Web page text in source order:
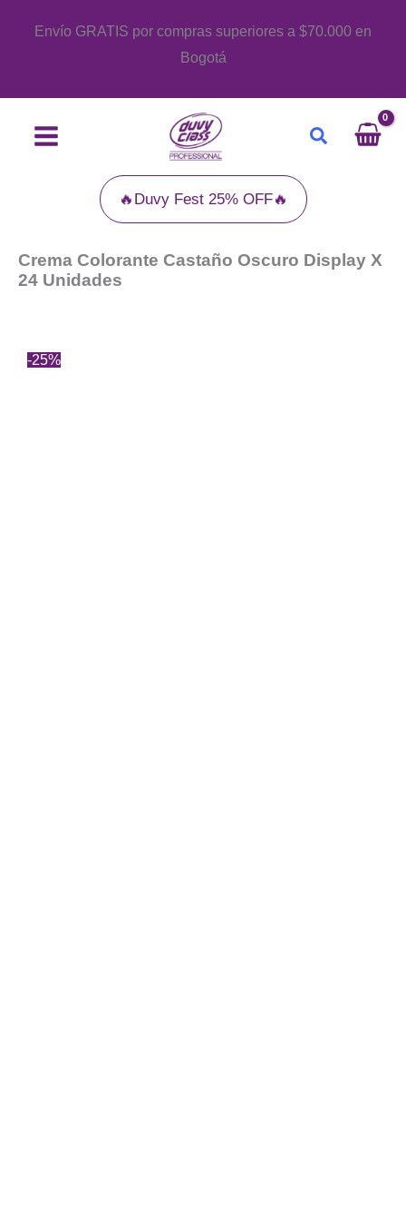
Envío GRATIS por compras superiores a $70.000 en
Bogotá
Buscar
🔥Duvy Fest 25% OFF🔥
Crema Colorante Castaño Oscuro Display X
24 Unidades
-25%